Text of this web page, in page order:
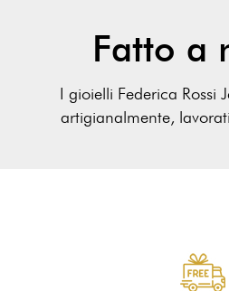
Fatto a
I gioielli Federica Rossi
artigianalmente,